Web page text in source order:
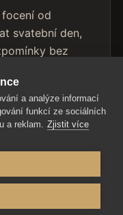
od
svatební den,
bez
a analýze informací
funkcí ze sociálních
a reklam. Zjistit více